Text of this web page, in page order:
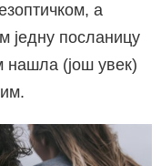
а
једну посланицу
нашла (још увек)